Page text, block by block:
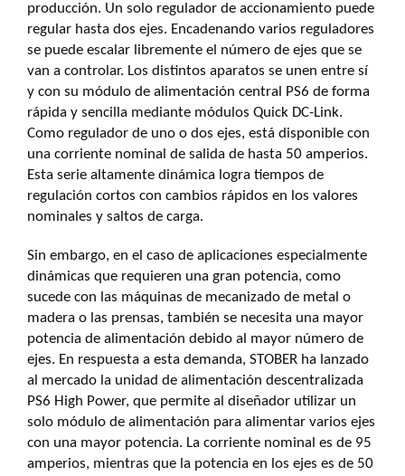
producción. Un solo regulador de accionamiento puede
regular hasta dos ejes. Encadenando varios reguladores
se puede escalar libremente el número de ejes que se
van a controlar. Los distintos aparatos se unen entre sí
y con su módulo de alimentación central PS6 de forma
rápida y sencilla mediante módulos Quick DC-Link.
Como regulador de uno o dos ejes, está disponible con
una corriente nominal de salida de hasta 50 amperios.
Esta serie altamente dinámica logra tiempos de
regulación cortos con cambios rápidos en los valores
nominales y saltos de carga.
Sin embargo, en el caso de aplicaciones especialmente
dinámicas que requieren una gran potencia, como
sucede con las máquinas de mecanizado de metal o
madera o las prensas, también se necesita una mayor
potencia de alimentación debido al mayor número de
ejes. En respuesta a esta demanda, STOBER ha lanzado
al mercado la unidad de alimentación descentralizada
PS6 High Power, que permite al diseñador utilizar un
solo módulo de alimentación para alimentar varios ejes
con una mayor potencia. La corriente nominal es de 95
amperios, mientras que la potencia en los ejes es de 50